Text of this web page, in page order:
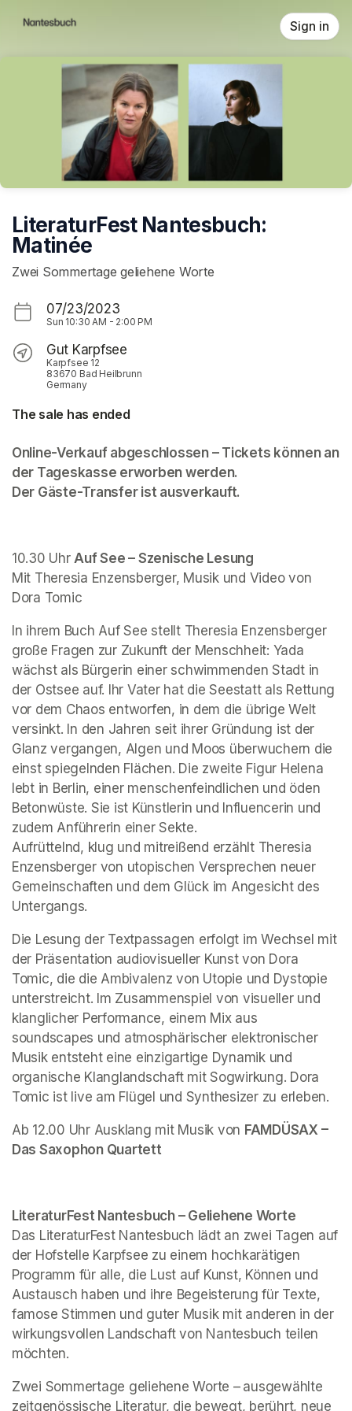
Sign in
LiteraturFest Nantesbuch:
Matinée
Zwei Sommertage geliehene Worte
07/23/2023
Sun 10:30 AM - 2:00 PM
Gut Karpfsee
Karpfsee 12
83670 Bad Heilbrunn
Germany
The sale has ended
Online-Verkauf abgeschlossen – Tickets können an
der Tageskasse erworben werden.
Der Gäste-Transfer ist ausverkauft.
10.30 Uhr Auf See – Szenische Lesung
Mit Theresia Enzensberger, Musik und Video von
Dora Tomic
In ihrem Buch Auf See stellt Theresia Enzensberger
große Fragen zur Zukunft der Menschheit: Yada
wächst als Bürgerin einer schwimmenden Stadt in
der Ostsee auf. Ihr Vater hat die Seestatt als Rettung
vor dem Chaos entworfen, in dem die übrige Welt
versinkt. In den Jahren seit ihrer Gründung ist der
Glanz vergangen, Algen und Moos überwuchern die
einst spiegelnden Flächen. Die zweite Figur Helena
lebt in Berlin, einer menschenfeindlichen und öden
Betonwüste. Sie ist Künstlerin und Influencerin und
zudem Anführerin einer Sekte.
Aufrüttelnd, klug und mitreißend erzählt Theresia
Enzensberger von utopischen Versprechen neuer
Gemeinschaften und dem Glück im Angesicht des
Untergangs.
Die Lesung der Textpassagen erfolgt im Wechsel mit
der Präsentation audiovisueller Kunst von Dora
Tomic, die die Ambivalenz von Utopie und Dystopie
unterstreicht. Im Zusammenspiel von visueller und
klanglicher Performance, einem Mix aus
soundscapes und atmosphärischer elektronischer
Musik entsteht eine einzigartige Dynamik und
organische Klanglandschaft mit Sogwirkung. Dora
Tomic ist live am Flügel und Synthesizer zu erleben.
Ab 12.00 Uhr Ausklang mit Musik von FAMDÜSAX –
Das Saxophon Quartett
LiteraturFest Nantesbuch – Geliehene Worte
Das LiteraturFest Nantesbuch lädt an zwei Tagen auf
der Hofstelle Karpfsee zu einem hochkarätigen
Programm für alle, die Lust auf Kunst, Können und
Austausch haben und ihre Begeisterung für Texte,
famose Stimmen und guter Musik mit anderen in der
wirkungsvollen Landschaft von Nantesbuch teilen
möchten.
Zwei Sommertage geliehene Worte – ausgewählte
zeitgenössische Literatur, die bewegt, berührt, neue